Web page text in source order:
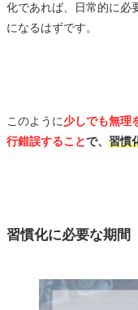
化であれば、日常的に必
になるはずです。
このように少しでも無理
行錯誤することで、 習慣
習慣化に必要な期間